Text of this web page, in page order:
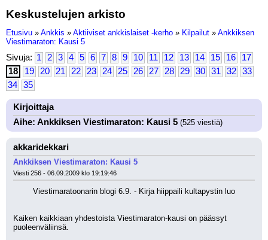
Keskustelujen arkisto
Etusivu » Ankkis » Aktiiviset ankkislaiset -kerho » Kilpailut » Ankkiksen
Viestimaraton: Kausi 5
Sivuja: 1 2 3 4 5 6 7 8 9 10 11 12 13 14 15 16
17
18
19 20 21 22 23 24 25 26 27 28 29 30 31 32
33
34
35
Kirjoittaja
Aihe: Ankkiksen Viestimaraton: Kausi 5 (525 viestiä)
akkaridekkari
Ankkiksen Viestimaraton: Kausi 5
Viesti 256 - 06.09.2009 klo 19:19:46
Viestimaratoonarin blogi 6.9. - Kirja hiippaili kultapystin luo
Kaiken kaikkiaan yhdestoista Viestimaraton-kausi on päässyt
puoleenväliinsä.